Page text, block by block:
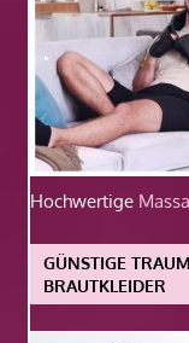
Hochwertige
GÜNSTIGE
BRAUTKLEIDER